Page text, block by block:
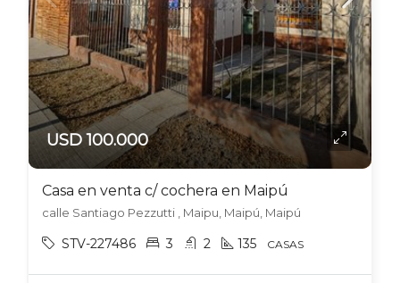
USD 100.000
Casa en venta c/ cochera en Maipú
calle Santiago Pezzutti , Maipu, Maipú, Maipú
STV-227486 3 2 135 CASAS